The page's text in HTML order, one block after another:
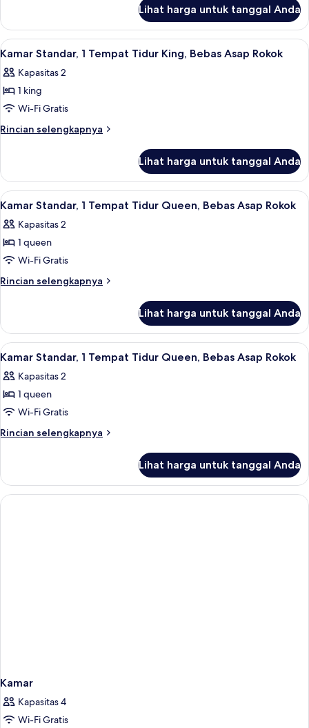
Tidur
King,
Bebas
Asap
Rokok
Kamar
Standar,
1
Tidur
King,
Asap
Rokok
Lihat harga untuk tanggal Anda
Lihat
semua
foto
untuk
Kamar
Standar,
Tidur
King,
Bebas
Asap
Rokok
Meja kerja, ruang kerja ramah
11
Kamar Standar, 1 Tempat Tidur King, Bebas Asap Rokok
Kapasitas 2
1 king
Wi-Fi Gratis
Rincian selengkapnya
Rincian
Kamar
Standar,
1
Tidur
King,
Asap
Rokok
Lihat harga untuk tanggal Anda
Lihat
semua
foto
untuk
Kamar
Standar,
Tidur
Queen,
Bebas
Asap
Rokok
Meja kerja, ruang kerja ramah
12
Kamar Standar, 1 Tempat Tidur Queen, Bebas Asap Rokok
Kapasitas 2
1 queen
Wi-Fi Gratis
Rincian selengkapnya
Rincian
Kamar
Standar,
1
Tidur
Queen,
Asap
Rokok
Lihat harga untuk tanggal Anda
Lihat
semua
foto
untuk
Kamar
Standar,
Tidur
Queen,
Bebas
Meja kerja, ruang kerja ramah
11
Kamar Standar, 1 Tempat Tidur Queen, Bebas Asap Rokok
Kapasitas 2
1 queen
Wi-Fi Gratis
Rincian selengkapnya
Rincian
Kamar
Standar,
1
Lihat harga untuk tanggal Anda
Kamar
Kapasitas 4
Wi-Fi Gratis